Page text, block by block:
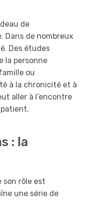
de
Dans de nombreux
Des études
la personne
ou
à la chronicité et à
aller à l’encontre
: la
son rôle est
une série de